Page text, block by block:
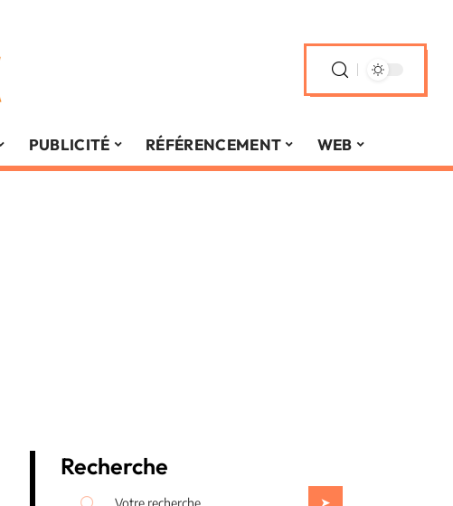
PUBLICITÉ RÉFÉRENCEMENT WEB
Recherche